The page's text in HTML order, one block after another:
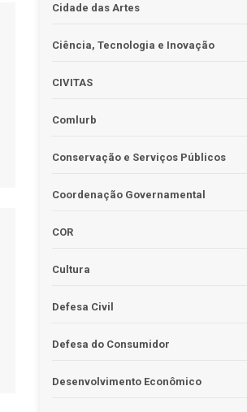
Cidade das Artes
Ciência, Tecnologia e Inovação
CIVITAS
Comlurb
Conservação e Serviços Públicos
Coordenação Governamental
COR
Cultura
Defesa Civil
Defesa do Consumidor
Desenvolvimento Econômico